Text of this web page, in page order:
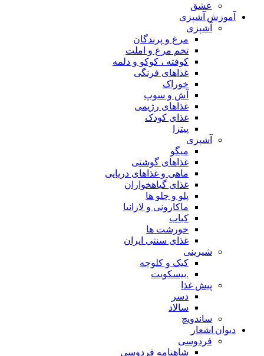
عشق
آموزش آشپزی
آشپزی
مرغ و پرندگان
تخم مرغ و املت
کوفته ، کوکو و دلمه
غذاهای فرنگی
خوراک
آش و سوپ
غذاهای رژیمی
غذای کودک
پیتزا
آشپزی
میگو
غذاهای گوشتی
ماهی و غذاهای دریایی
غذای گیاهخواران
پلو و چلو ها
ماکارونی و لازانیا
کباب
خورشت ها
غذای سنتی ایران
شیرینی
کیک و کلوچه
.بیسکویت
پیش غذا
دسر
سالاد
ساندویچ
دیوان اشعار
فردوسی
شاهنامه فردوسی